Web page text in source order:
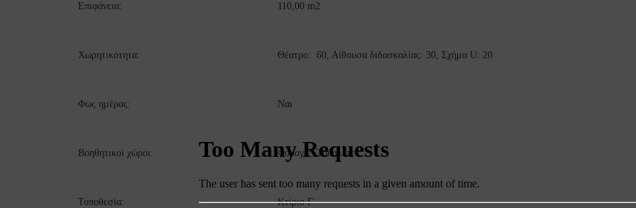
Επιφάνεια: 110,00 m2
Χωρητικότητα: Θέατρο: 60, Αίθουσα διδασκαλίας: 30, Σχήμα U: 20
Φως ημέρας: Ναι
Βοηθητικοί χώροι: Φουαγιέ, Τουαλέτες
Τοποθεσία: Κτίριο Γ΄